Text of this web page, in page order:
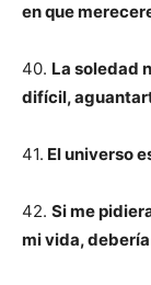
en que
40. La soledad
difícil,
41. El universo
42. Si me
mi vida,